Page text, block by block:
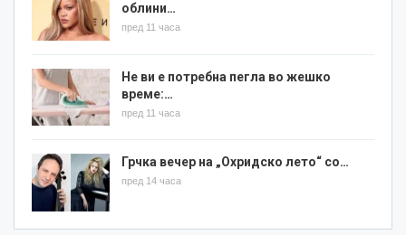
облини…
пред 11 часа
Не ви е потребна пегла во жешко
време:…
пред 11 часа
Грчка вечер на „Охридско лето“ со…
пред 14 часа